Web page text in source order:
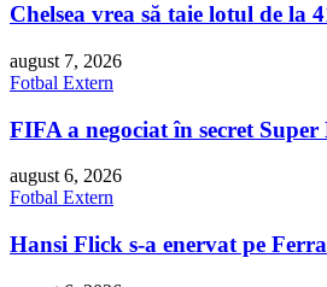
Chelsea vrea să taie lotul de la
august 7, 2026
Fotbal Extern
FIFA a negociat în secret
august 6, 2026
Fotbal Extern
Hansi Flick s-a enervat pe